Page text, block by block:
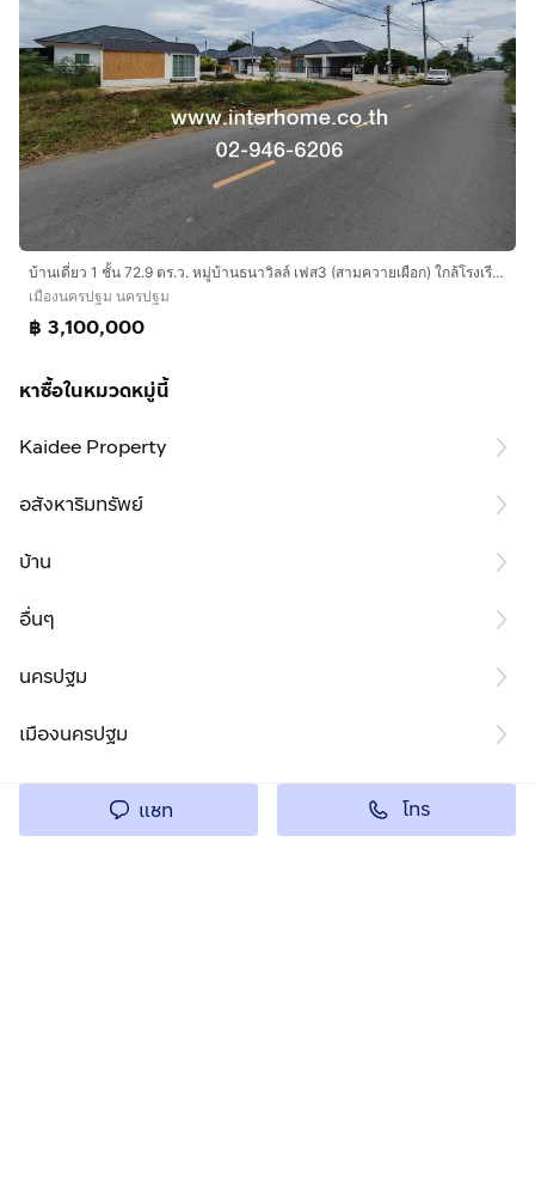
บ้านเดี่ยว 1 ชั้น 72.9 ตร.ว. หมู่บ้านธนาวิลล์ เฟส3 (สามควายเผือก) ใกล้โรงเรียนบ้านรางมะเดื่อ ถนนทางหลวงชนบท1023 ถนนซอยเลียบคลองชลประทาน
เมืองนครปฐม นครปฐม
฿ 3,100,000
หาซื้อในหมวดหมู่นี้
Kaidee Property
อสังหาริมทรัพย์
บ้าน
อื่นๆ
นครปฐม
เมืองนครปฐม
แชท โทร